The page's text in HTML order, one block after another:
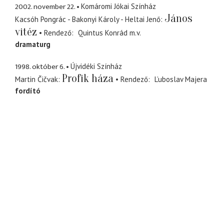
2002. november 22.
Komáromi Jókai Színház
Kacsóh Pongrác - Bakonyi Károly - Heltai Jenő János
vitéz
Rendező Quintus Konrád m.v.
dramaturg
1998. október 6.
Újvidéki Színház
Martin Čičvak Profik háza Rendező
L’uboslav Majera
fordító